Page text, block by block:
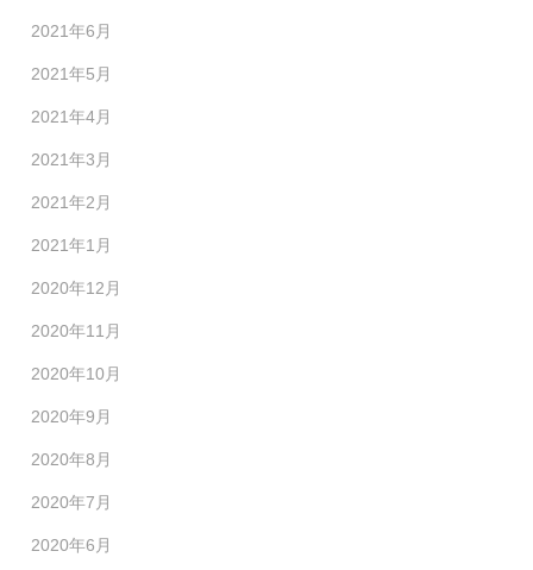
2021年6月
2021年5月
2021年4月
2021年3月
2021年2月
2021年1月
2020年12月
2020年11月
2020年10月
2020年9月
2020年8月
2020年7月
2020年6月